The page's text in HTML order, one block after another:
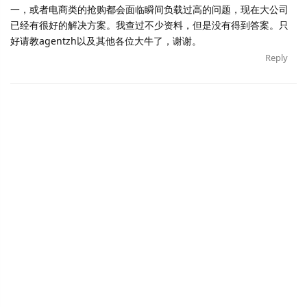
一，或者电商类的抢购都会面临瞬间负载过高的问题，现在大公司
已经有很好的解决方案。我查过不少资料，但是没有得到答案。只
好请教agentzh以及其他各位大牛了，谢谢。
Reply